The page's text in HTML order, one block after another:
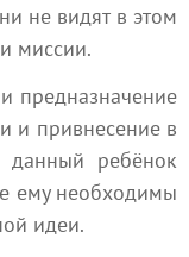
не видят в этом
миссии.
предназначение
и привнесение в
ребёнок
ему необходимы
идеи.